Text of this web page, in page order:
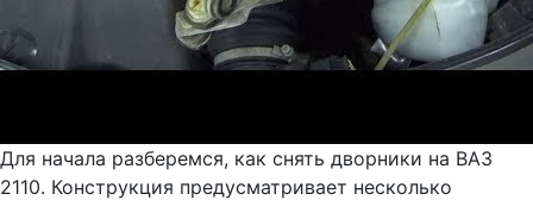
Для начала разберемся, как снять дворники на ВАЗ
2110. Конструкция предусматривает несколько